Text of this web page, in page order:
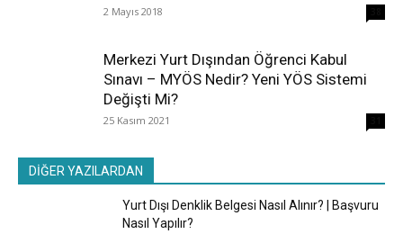
2 Mayıs 2018
Merkezi Yurt Dışından Öğrenci Kabul
Sınavı – MYÖS Nedir? Yeni YÖS Sistemi
Değişti Mi?
25 Kasım 2021
DİĞER YAZILARDAN
Yurt Dışı Denklik Belgesi Nasıl Alınır? | Başvuru
Nasıl Yapılır?